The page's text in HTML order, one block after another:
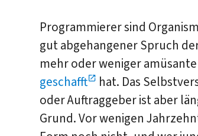
Programmierer sind
gut abgehangener Spruch
mehr oder weniger
geschafft
hat. Das
oder Auftraggeber ist aber
Grund. Vor wenigen